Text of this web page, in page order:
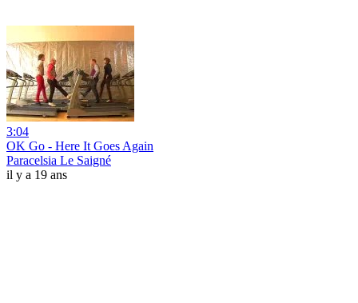
3:04
OK Go - Here It Goes Again
Paracelsia Le Saigné
il y a 19 ans